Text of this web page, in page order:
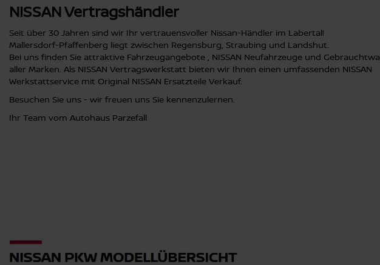
NISSAN Vertragshändler
Seit über 30 Jahren sind wir Ihr vertrauensvoller Nissan-Händler im Labertal!
Mallersdorf-Pfaffenberg liegt zwischen Regensburg, Straubing und Landshut.
Bei uns finden Sie attraktive Fahrzeugangebote , NISSAN Neufahrzeuge und
aller Marken. Als NISSAN Vertragswerkstatt bieten wir Ihnen einen umfassenden NISSAN
Werkstattservice mit Original NISSAN Ersatzteile Verkauf.
Besuchen Sie uns - wir freuen uns Sie kennenzulernen.
Ihr Team vom Autohaus Parzefall